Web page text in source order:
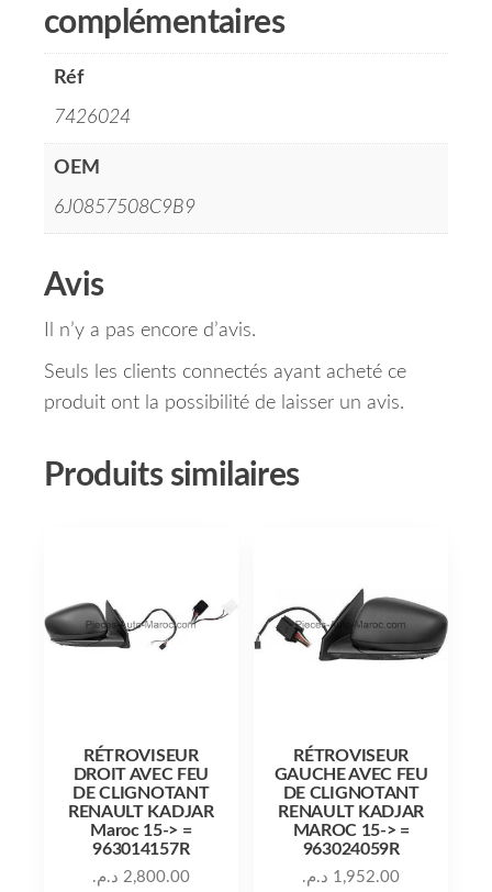
complémentaires
Réf
7426024
OEM
6J0857508C9B9
Avis
Il n’y a pas encore d’avis.
Seuls les clients connectés ayant acheté ce
produit ont la possibilité de laisser un avis.
Produits similaires
RÉTROVISEUR
DROIT AVEC FEU
DE CLIGNOTANT
RENAULT KADJAR
Maroc 15-> =
963014157R
2,800.00 د.م.
RÉTROVISEUR
GAUCHE AVEC FEU
DE CLIGNOTANT
RENAULT KADJAR
MAROC 15-> =
963024059R
1,952.00 د.م.